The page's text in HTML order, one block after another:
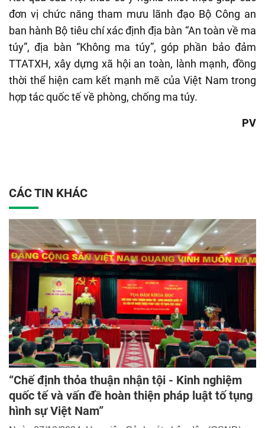
đơn vị chức năng tham mưu lãnh đạo Bộ Công an
ban hành Bộ tiêu chí xác định địa bàn “An toàn về ma
túy”, địa bàn “Không ma túy”, góp phần bảo đảm
TTATXH, xây dựng xã hội an toàn, lành mạnh, đồng
thời thể hiện cam kết mạnh mẽ của Việt Nam trong
hợp tác quốc tế về phòng, chống ma túy.
PV
CÁC TIN KHÁC
“Chế định thỏa thuận nhận tội - Kinh nghiệm
quốc tế và vấn đề hoàn thiện pháp luật tố tụng
hình sự Việt Nam”